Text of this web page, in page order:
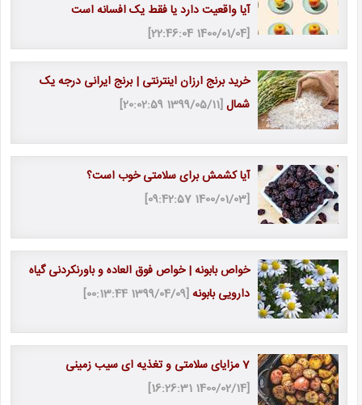
آیا واقعیت دارد یا فقط یک افسانه است
[1400/01/04 22:46:04]
خرید برنج ارزان اینترنتی | برنج ایرانی درجه یک
شمال[1399/05/11 20:02:59]
آیا کشمش برای سلامتی خوب است؟
[1400/01/03 09:42:57]
خواص بابونه | خواص فوق العاده و باورنکردنی گیاه
دارویی بابونه[1399/04/09 00:13:44]
7 مزایای سلامتی و تغذیه ای سیب زمینی
[1400/02/14 16:26:31]